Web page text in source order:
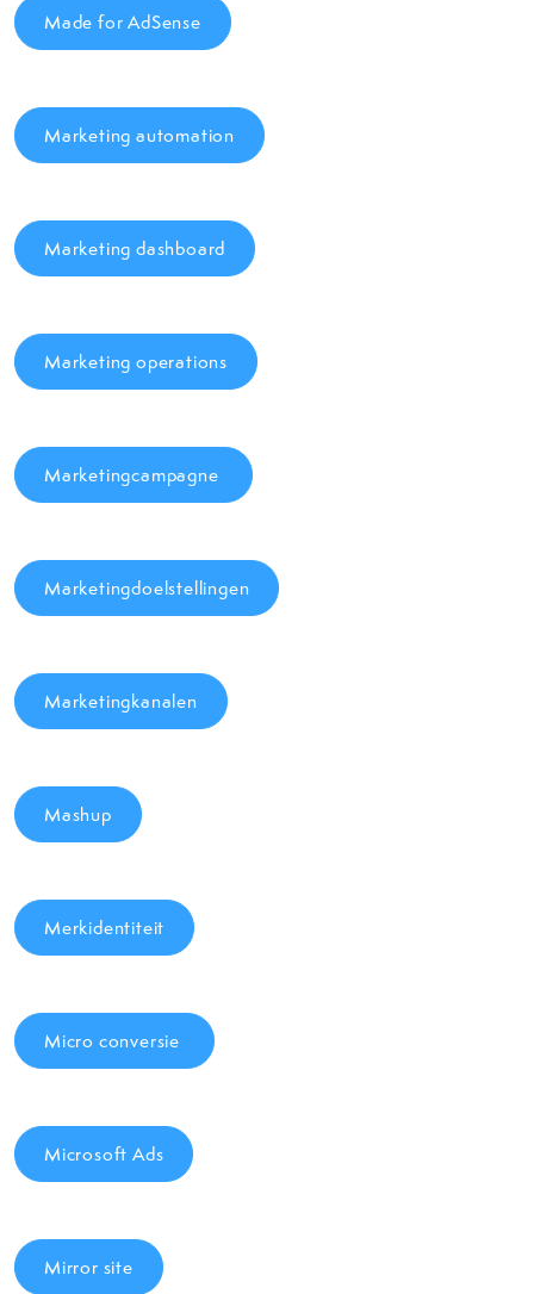
Made for AdSense
Marketing automation
Marketing dashboard
Marketing operations
Marketingcampagne
Marketingdoelstellingen
Marketingkanalen
Mashup
Merkidentiteit
Micro conversie
Microsoft Ads
Mirror site